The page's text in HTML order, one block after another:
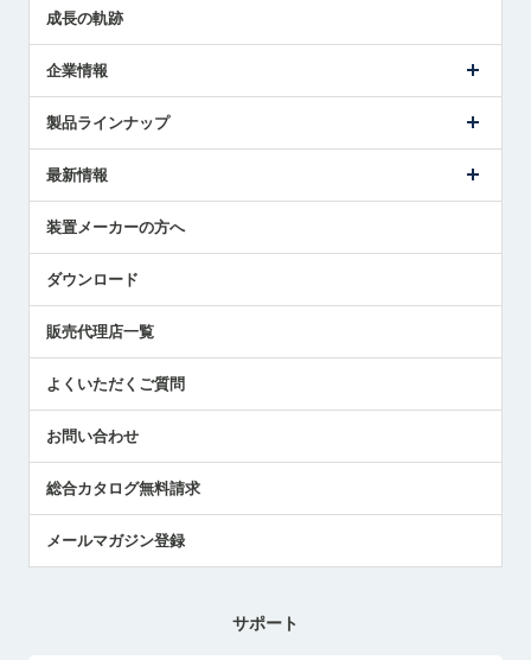
成長の軌跡
企業情報
ごあいさつ
受賞履歴
採用情報
国/地域/言語
製品ラインナップ
ツールセッタ製品
エアマイクロセンサ製品
最新情報
メトロールの技術
社員ブログ
中小企業のBCP地震対策
センサのテクニカルガイド
社長ブログ
装置メーカーの方へ
ダウンロード
販売代理店一覧
よくいただくご質問
お問い合わせ
総合カタログ無料請求
メールマガジン登録
サポート